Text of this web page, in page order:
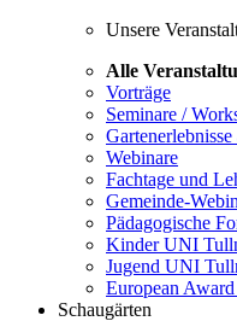
Unsere
Alle
Vorträge
Seminare /
Webinare
Fachtage und
Gemeinde-
Pädagogische
Kinder UNI
Jugend UNI
European
Schaugärten